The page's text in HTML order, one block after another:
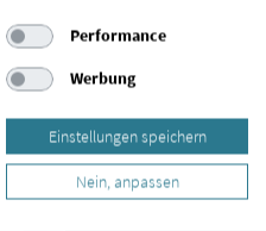
Performance
Werbung
Einstellungen speichern
Nein, anpassen